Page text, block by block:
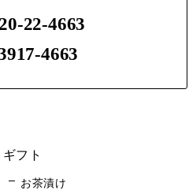
22-4663
4663
ギフト
お茶漬け